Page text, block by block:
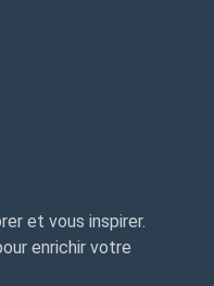
et vous inspirer.
enrichir votre